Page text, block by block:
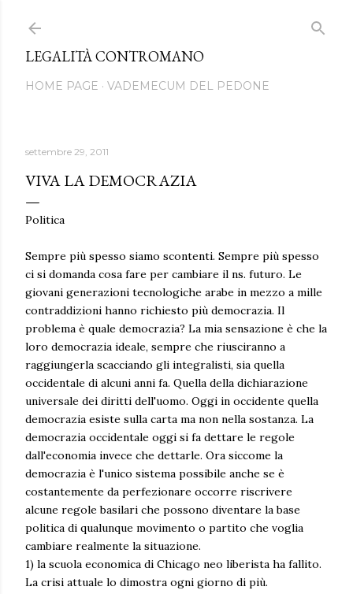
LEGALITÀ CONTROMANO
HOME PAGE VADEMECUM DEL PEDONE
settembre 29, 2011
VIVA LA DEMOCRAZIA
Politica
Sempre più spesso siamo scontenti. Sempre più spesso
ci si domanda cosa fare per cambiare il ns. futuro. Le
giovani generazioni tecnologiche arabe in mezzo a mille
contraddizioni hanno richiesto più democrazia. Il
problema è quale democrazia? La mia sensazione è che la
loro democrazia ideale, sempre che riusciranno a
raggiungerla scacciando gli integralisti, sia quella
occidentale di alcuni anni fa. Quella della dichiarazione
universale dei diritti dell'uomo. Oggi in occidente quella
democrazia esiste sulla carta ma non nella sostanza. La
democrazia occidentale oggi si fa dettare le regole
dall'economia invece che dettarle. Ora siccome la
democrazia è l'unico sistema possibile anche se è
costantemente da perfezionare occorre riscrivere
alcune regole basilari che possono diventare la base
politica di qualunque movimento o partito che voglia
cambiare realmente la situazione.
1) la scuola economica di Chicago neo liberista ha fallito.
La crisi attuale lo dimostra ogni giorno di più.